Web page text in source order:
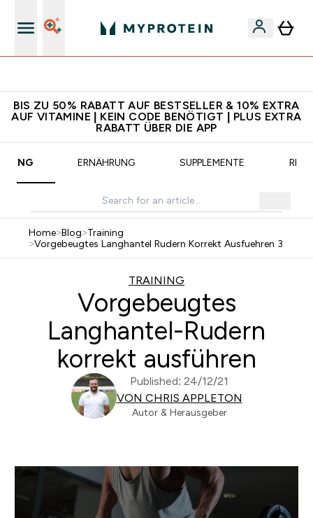
BIS ZU 50% RABATT AUF BESTSELLER & 10% EXTRA
AUF VITAMINE | KEIN CODE BENÖTIGT | PLUS EXTRA
RABATT ÜBER DIE APP
ERNÄHRUNG SUPPLEMENTE
Home>Blog>Training
>Vorgebeugtes Langhantel Rudern Korrekt Ausfuehren 3
TRAINING
Vorgebeugtes
Langhantel-Rudern
korrekt ausführen
Published: 24/12/21
VON CHRIS APPLETON
Autor & Herausgeber